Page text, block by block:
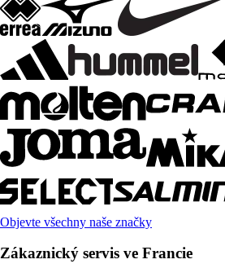
Objevte všechny naše značky
Zákaznický servis ve Francie